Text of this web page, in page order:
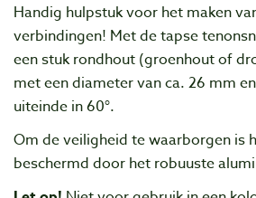
Handig hulpstuk voor het maken
verbindingen! Met de tapse
een stuk rondhout (groenhout of
met een diameter van ca. 26 mm
uiteinde in 60°.
Om de veiligheid te waarborgen is
beschermd door het robuuste